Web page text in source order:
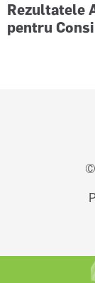
Rezultatele
pentru
©